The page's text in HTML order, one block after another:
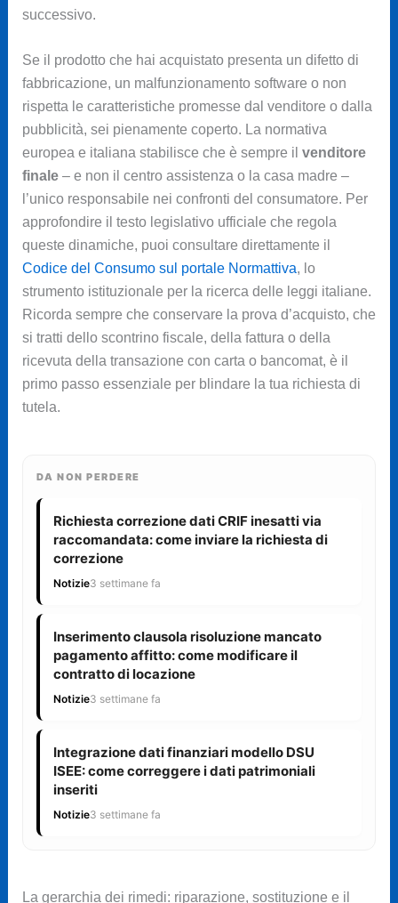
successivo.
Se il prodotto che hai acquistato presenta un difetto di
fabbricazione, un malfunzionamento software o non
rispetta le caratteristiche promesse dal venditore o dalla
pubblicità, sei pienamente coperto. La normativa
europea e italiana stabilisce che è sempre il venditore
finale– e non il centro assistenza o la casa madre –
l’unico responsabile nei confronti del consumatore. Per
approfondire il testo legislativo ufficiale che regola
queste dinamiche, puoi consultare direttamente il
Codice del Consumo sul portale Normattiva, lo
strumento istituzionale per la ricerca delle leggi italiane.
Ricorda sempre che conservare la prova d’acquisto, che
si tratti dello scontrino fiscale, della fattura o della
ricevuta della transazione con carta o bancomat, è il
primo passo essenziale per blindare la tua richiesta di
tutela.
DA NON PERDERE
Richiesta correzione dati CRIF inesatti via
raccomandata: come inviare la richiesta di
correzione
Notizie3 settimane fa
Inserimento clausola risoluzione mancato
pagamento affitto: come modificare il
contratto di locazione
Notizie3 settimane fa
Integrazione dati finanziari modello DSU
ISEE: come correggere i dati patrimoniali
inseriti
Notizie3 settimane fa
La gerarchia dei rimedi: riparazione, sostituzione e il